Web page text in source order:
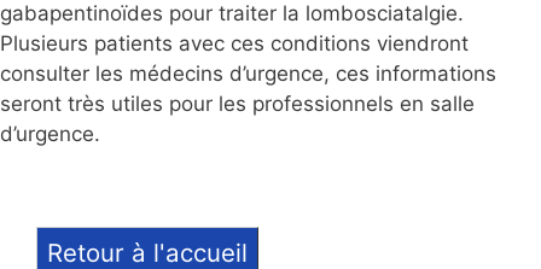
gabapentinoïdes pour traiter la lombosciatalgie.
Plusieurs patients avec ces conditions viendront
consulter les médecins d’urgence, ces informations
seront très utiles pour les professionnels en salle
d’urgence.
Retour à l'accueil